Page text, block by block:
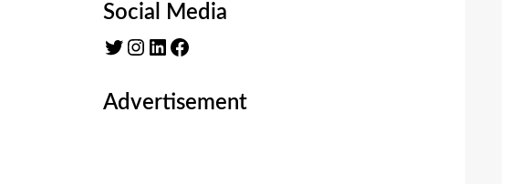
Social Media
Twitter
Instagram LinkedIn Facebook
Advertisement